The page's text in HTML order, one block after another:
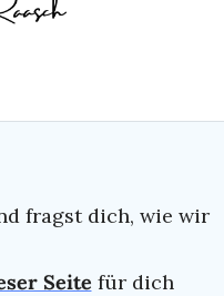
fragst dich, wie wir
Seite für dich